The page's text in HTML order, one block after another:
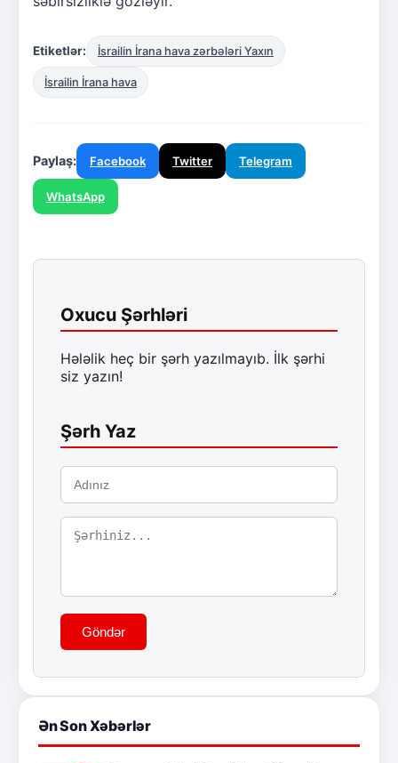
Etiketlər: İsrailin İrana hava zərbələri Yaxın
İsrailin İrana hava
Paylaş: Facebook Twitter Telegram
WhatsApp
Oxucu Şərhləri
Hələlik heç bir şərh yazılmayıb. İlk şərhi
siz yazın!
Şərh Yaz
Göndər
Ən Son Xəbərlər